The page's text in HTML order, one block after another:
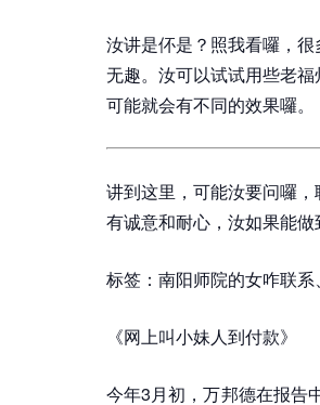
汝讲是伓是？照我看囉，
无趣。汝可以试试用些老
可能就会有不同的效果囉。
讲到这里，可能汝要问囉
有诚意和耐心，汝如果能做
标签：南阳师院的女咋联
《网上叫小妹人到付款》
今年3月初，万邦德在报告